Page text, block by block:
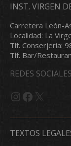
INST. VIRGEN
Carretera León-
Localidad: La
Tlf. Conserjería:
Tlf. Bar/
REDES SOCIALES
Instagram
Facebook
X
TEXTOS